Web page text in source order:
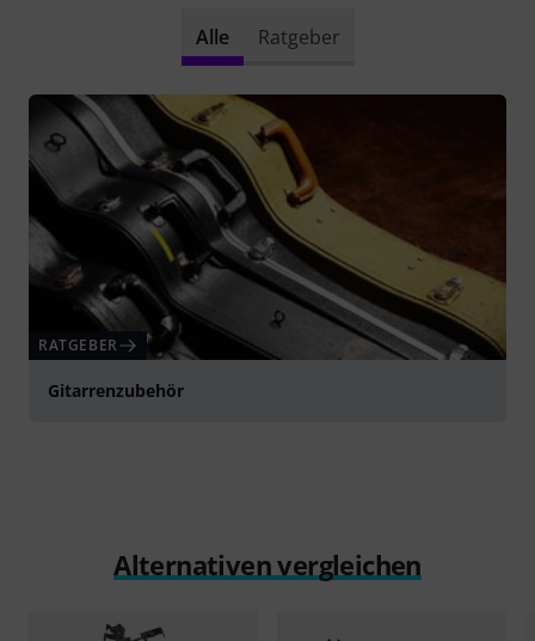
Alle Ratgeber
RATGEBER
Gitarrenzubehör
Alternativen vergleichen